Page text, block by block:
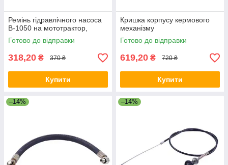
Ремінь гідравлічного насоса
B-1050 на мототрактор,
Готово до відправки
318,20 ₴ 370 ₴
Купити
Кришка корпусу кермового
механізму
Готово до відправки
619,20 ₴ 720 ₴
Купити
–14% –14%